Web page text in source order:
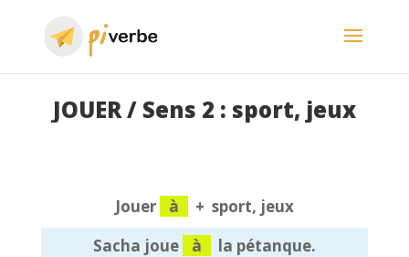
JOUER / Sens 2 : sport, jeux
Jouer à
+ sport, jeux
Sacha joue
à la pétanque.